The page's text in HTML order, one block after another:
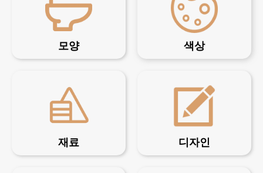
모양 색상
재료 디자인